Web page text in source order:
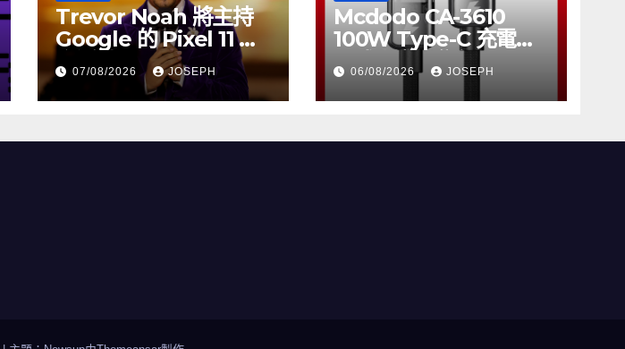
Trevor Noah 將主持
Google 的 Pixel 11 推
介活動
07/08/2026 JOSEPH
Mcdodo CA-3610
100W Type-C 充電線
正式上市，售價
HK$115
06/08/2026 JOSEPH